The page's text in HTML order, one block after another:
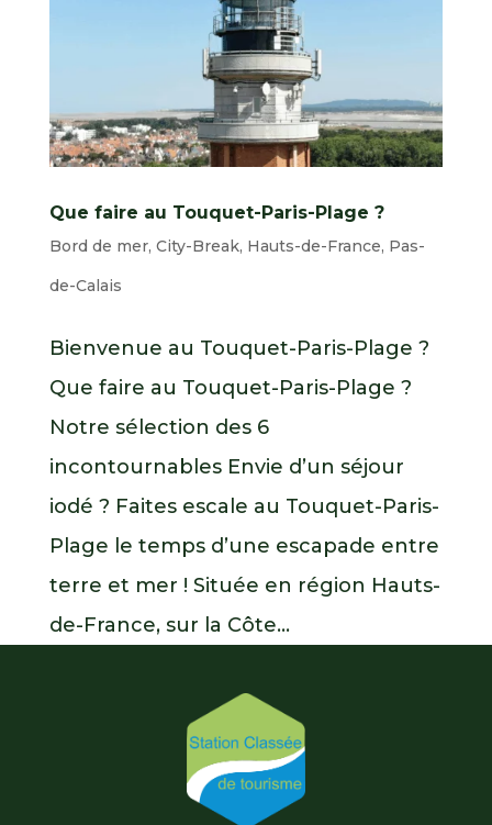
Que faire au Touquet-Paris-Plage ?
Bord de mer, City-Break, Hauts-de-France, Pas-
de-Calais
Bienvenue au Touquet-Paris-Plage ?
Que faire au Touquet-Paris-Plage ?
Notre sélection des 6
incontournables Envie d’un séjour
iodé ? Faites escale au Touquet-Paris-
Plage le temps d’une escapade entre
terre et mer ! Située en région Hauts-
de-France, sur la Côte...